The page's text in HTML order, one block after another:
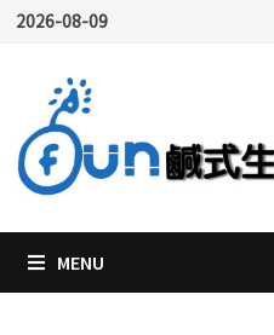
Skip
content
2026-08-09
MENU